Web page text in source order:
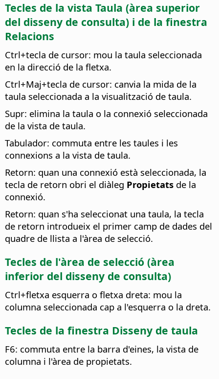
Tecles de la vista Taula (àrea superior
del disseny de consulta) i de la finestra
Relacions
Ctrl+tecla de cursor: mou la taula seleccionada
en la direcció de la fletxa.
Ctrl+Maj+tecla de cursor: canvia la mida de la
taula seleccionada a la visualització de taula.
Supr: elimina la taula o la connexió seleccionada
de la vista de taula.
Tabulador: commuta entre les taules i les
connexions a la vista de taula.
Retorn: quan una connexió està seleccionada, la
tecla de retorn obri el diàleg Propietats de la
connexió.
Retorn: quan s'ha seleccionat una taula, la tecla
de retorn introdueix el primer camp de dades del
quadre de llista a l'àrea de selecció.
Tecles de l'àrea de selecció (àrea
inferior del disseny de consulta)
Ctrl+fletxa esquerra o fletxa dreta: mou la
columna seleccionada cap a l'esquerra o la dreta.
Tecles de la finestra Disseny de taula
F6: commuta entre la barra d'eines, la vista de
columna i l'àrea de propietats.